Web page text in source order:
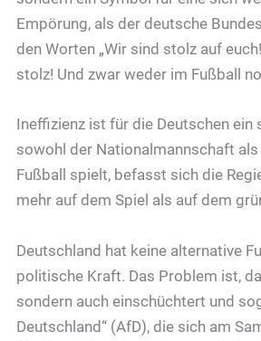
Empörung, als der deutsche
den Worten „Wir sind stolz auf
stolz! Und zwar weder im Fußball
Ineffizienz ist für die Deutschen
sowohl der Nationalmannschaft
Fußball spielt, befasst sich die
mehr auf dem Spiel als auf dem
Deutschland hat keine alternative
politische Kraft. Das Problem ist,
sondern auch einschüchtert und
Deutschland“ (AfD), die sich am